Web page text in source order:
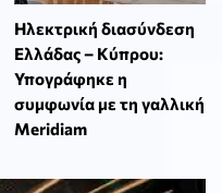
Ηλεκτρική διασύνδεση
Ελλάδας – Κύπρου:
Υπογράφηκε η
συμφωνία με τη γαλλική
Meridiam